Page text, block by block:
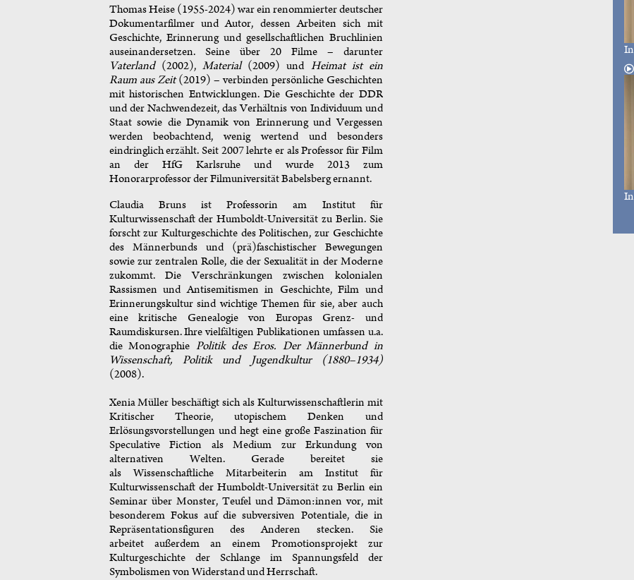
Thomas Heise (1955-2024) war ein renommierter deutscher
Dokumentarfilmer und Autor, dessen Arbeiten sich mit
Geschichte, Erinnerung und gesellschaftlichen Bruchlinien
auseinandersetzen. Seine über 20 Filme – darunter
Vaterland(2002), Material(2009) und Heimat ist ein
Raum aus Zeit(2019) – verbinden persönliche Geschichten
mit historischen Entwicklungen. Die Geschichte der DDR
und der Nachwendezeit, das Verhältnis von Individuum und
Staat sowie die Dynamik von Erinnerung und Vergessen
werden beobachtend, wenig wertend und besonders
eindringlich erzählt. Seit 2007 lehrte er als Professor für Film
an der HfG Karlsruhe und wurde 2013 zum
Honorarprofessor der Filmuniversität Babelsberg ernannt.
Claudia Bruns ist Professorin am Institut für
Kulturwissenschaft der Humboldt-Universität zu Berlin. Sie
forscht zur Kulturgeschichte des Politischen, zur Geschichte
des Männerbunds und (prä)faschistischer Bewegungen
sowie zur zentralen Rolle, die der Sexualität in der Moderne
zukommt. Die Verschränkungen zwischen kolonialen
Rassismen und Antisemitismen in Geschichte, Film und
Erinnerungskultur sind wichtige Themen für sie, aber auch
eine kritische Genealogie von Europas Grenz- und
Raumdiskursen. Ihre vielfältigen Publikationen umfassen u.a.
die Monographie Politik des Eros. Der Männerbund in
Wissenschaft, Politik und Jugendkultur (1880–1934)
(2008).
Xenia Müller beschäftigt sich als Kulturwissenschaftlerin mit
Kritischer Theorie, utopischem Denken und
Erlösungsvorstellungen und hegt eine große Faszination für
Speculative Fiction als Medium zur Erkundung von
alternativen Welten. Gerade bereitet sie
als Wissenschaftliche Mitarbeiterin am Institut für
Kulturwissenschaft der Humboldt-Universität zu Berlin ein
Seminar über Monster, Teufel und Dämon:innen vor, mit
besonderem Fokus auf die subversiven Potentiale, die in
Repräsentationsfiguren des Anderen stecken. Sie
arbeitet außerdem an einem Promotionsprojekt zur
Kulturgeschichte der Schlange im Spannungsfeld der
Symbolismen von Widerstand und Herrschaft.